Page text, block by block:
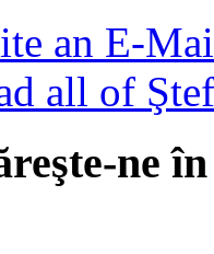
an E-
all of
ne